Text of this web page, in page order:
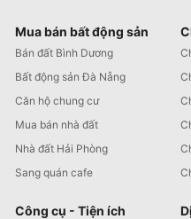
Mua bán bất động sản
Bán đất Bình Dương
Bất động sản Đà Nẵng
Căn hộ chung cư
Mua bán nhà đất
Nhà đất Hải Phòng
Sang quán cafe
Công cụ - Tiện ích